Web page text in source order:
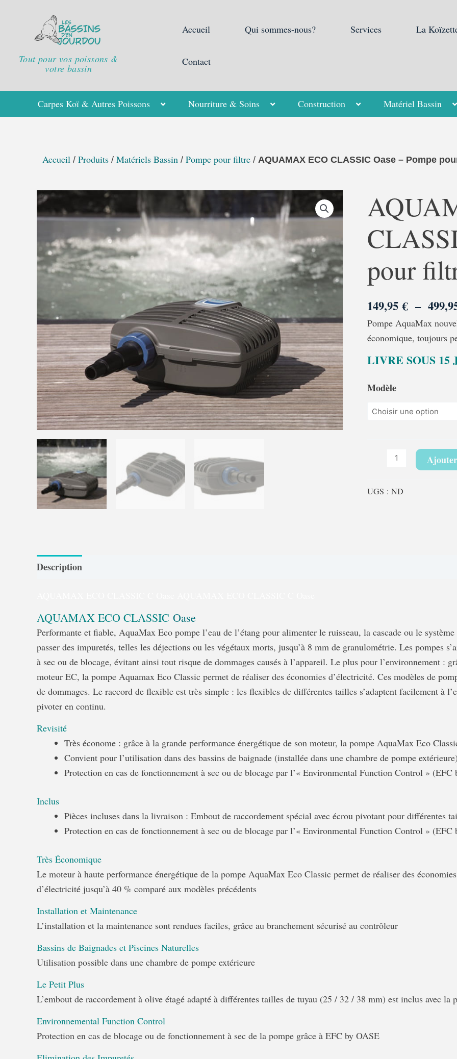
Tout pour vos poissons &
votre bassin
Accueil Qui sommes-nous? Services La
Contact
Carpes Koï & Autres Poissons Nourriture & Soins Construction Matériel Bassin
Accueil / Produits / Matériels Bassin / Pompe pour filtre / AQUAMAX ECO CLASSIC Oase – Pompe
pour
149,95€ –
Pompe AquaMax
économique, toujours
LIVRE SOUS 15
Modèle
quantité
de
ECO
Oase
-
Pompe
filtre
et
ruisseau
UGS : ND
Description
AQUAMAX ECO CLASSIC Oase
Performante et fiable, AquaMax Eco pompe l’eau de l’étang pour alimenter le ruisseau, la cascade ou le
passer des impuretés, telles les déjections ou les végétaux morts, jusqu’à 8 mm de granulométrie. Les pompes
à sec ou de blocage, évitant ainsi tout risque de dommages causés à l’appareil. Le plus pour l’environnement :
moteur EC, la pompe Aquamax Eco Classic permet de réaliser des économies d’électricité. Ces modèles de
de dommages. Le raccord de flexible est très simple : les flexibles de différentes tailles s’adaptent facilement à
pivoter en continu.
Revisité
Très économe : grâce à la grande performance énergétique de son moteur, la pompe AquaMax Eco
Convient pour l’utilisation dans des bassins de baignade (installée dans une chambre de pompe extérieure)
Protection en cas de fonctionnement à sec ou de blocage par l’« Environmental Function Control » (EFC
Inclus
Pièces incluses dans la livraison : Embout de raccordement spécial avec écrou pivotant pour différentes
Protection en cas de fonctionnement à sec ou de blocage par l’« Environmental Function Control » (EFC
Très Économique
Le moteur à haute performance énergétique de la pompe AquaMax Eco Classic permet de réaliser des
d’électricité jusqu’à 40 % comparé aux modèles précédents
Installation et Maintenance
L’installation et la maintenance sont rendues faciles, grâce au branchement sécurisé au contrôleur
Bassins de Baignades et Piscines Naturelles
Utilisation possible dans une chambre de pompe extérieure
Le Petit Plus
L’embout de raccordement à olive étagé adapté à différentes tailles de tuyau (25 / 32 / 38 mm) est inclus avec la
Environnemental Function Control
Protection en cas de blocage ou de fonctionnement à sec de la pompe grâce à EFC by OASE